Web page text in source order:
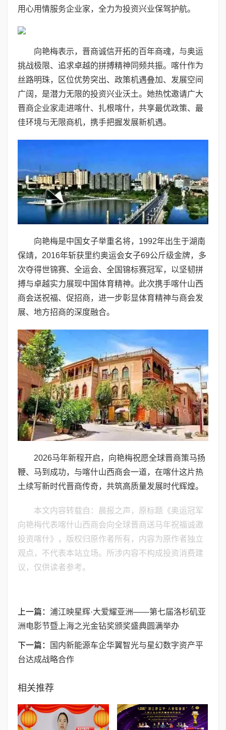
用心用情服务企业家，全力为投资兴业保驾护航。
向艳梅表示，晋商诚信开拓的百年商魂，与奥运
挑战极限、追求卓越的拼搏精神同频共振。喀什作为
丝路明珠，区位优势突出、政策机遇叠加、发展空间
广阔，是潜力无限的投资兴业沃土。她热忱邀请广大
晋商企业家走进喀什、扎根喀什，共享最优政策、最
佳环境与无限商机，携手把握发展新机遇。
向艳梅是中国女子举重名将，1992年出生于湖南
保靖，2016年斩获里约奥运会女子69公斤级金牌，多
次夺得世锦赛、全运会、全国锦标赛冠军，以坚韧拼
搏与卓越实力展现中国体育精神。此次携手喀什山西
商会送祝福、促招商，进一步彰显体育精神与商会发
展、地方招商的深度融合。
2026马年新程开启，向艳梅祝愿全球晋商策马扬
鞭、马到成功，与喀什山西商会一道，在喀什这片热
土续写新时代晋商传奇，共筑高质量发展时代辉煌。
本文内容转载自：晨报之声，原标题《奥运冠军
向艳梅代表喀什山西商会向全球晋商送马年祝福诚邀
投资喀什》，版权归原作者所有，内容为原作者独立
观点，不代表本站立场。所涉内容不构成投资消费建
议，仅供读者参考。
上一篇： 浦江映星辉·大爱耀亚洲——第七届洛杉矶亚
洲电影节暨上海之光金钻奖颁奖盛典圆满举办
下一篇：
国内新能源车企华翼智光与星幻数字资产平
台达成战略合作
相关推荐